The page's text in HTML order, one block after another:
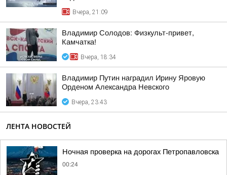
Вчера, 21:09
Владимир Солодов: Физкульт-привет,
Камчатка!
Вчера, 18:34
Владимир Путин наградил Ирину Яровую
Орденом Александра Невского
Вчера, 23:43
ЛЕНТА НОВОСТЕЙ
Ночная проверка на дорогах Петропавловска
00:24